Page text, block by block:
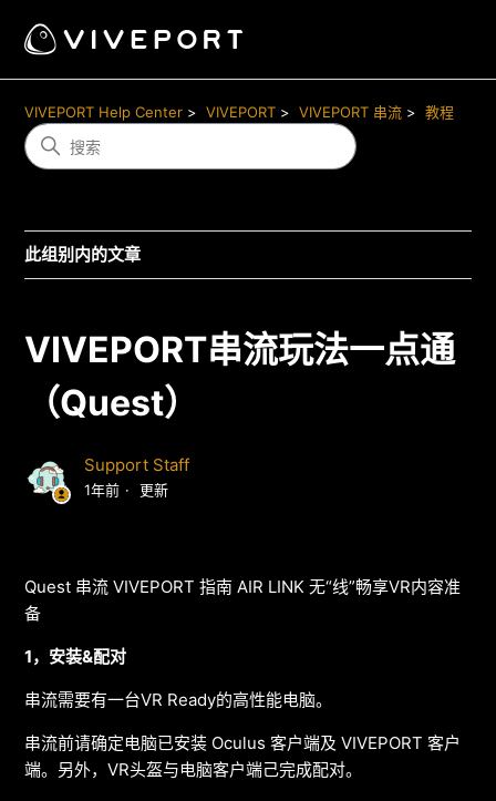
VIVEPORT Help Center VIVEPORT VIVEPORT 串流 教程
此组别内的文章
VIVEPORT串流玩法一点通
（Quest）
Support Staff
1年前 更新
Quest 串流 VIVEPORT 指南 AIR LINK 无“线”畅享VR内容准
备
1，安装&配对
串流需要有一台VR Ready的高性能电脑。
串流前请确定电脑已安装 Oculus 客户端及 VIVEPORT 客户
端。另外，VR头盔与电脑客户端己完成配对。